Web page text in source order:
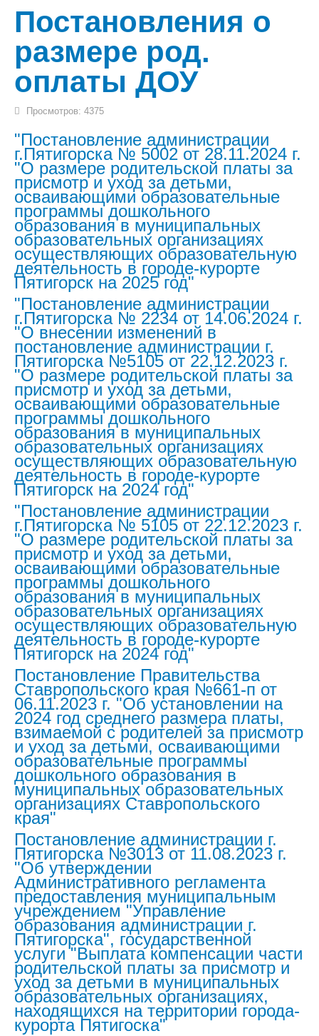
Борьба с коррупцией (2)
Постановления администрации
Пятигорска (2)
Памятки по ПДД (2)
Профсоюз (2)
ОРКСЭ (2)
Обучение детей с ОВЗ (2)
Электронные госуслуги (2)
Выпускнику (2)
Всероссийская олимпиада
школьников (2)
Постановления о
размере род.
оплаты ДОУ
Просмотров: 4375
"Постановление администрации
г.Пятигорска № 5002 от 28.11.2024 г.
"О размере родительской платы за
присмотр и уход за детьми,
осваивающими образовательные
программы дошкольного
образования в муниципальных
образовательных организациях
осуществляющих образовательную
деятельность в городе-курорте
Пятигорск на 2025 год"
"Постановление администрации
г.Пятигорска № 2234 от 14.06.2024 г.
"О внесении изменений в
постановление администрации г.
Пятигорска №5105 от 22.12.2023 г.
"О размере родительской платы за
присмотр и уход за детьми,
осваивающими образовательные
программы дошкольного
образования в муниципальных
образовательных организациях
осуществляющих образовательную
деятельность в городе-курорте
Пятигорск на 2024 год"
"Постановление администрации
г.Пятигорска № 5105 от 22.12.2023 г.
"О размере родительской платы за
присмотр и уход за детьми,
осваивающими образовательные
программы дошкольного
образования в муниципальных
образовательных организациях
осуществляющих образовательную
деятельность в городе-курорте
Пятигорск на 2024 год"
Постановление Правительства
Ставропольского края №661-п от
06.11.2023 г. "Об установлении на
2024 год среднего размера платы,
взимаемой с родителей за присмотр
и уход за детьми, осваивающими
образовательные программы
дошкольного образования в
муниципальных образовательных
организациях Ставропольского
края"
Постановление администрации г.
Пятигорска №3013 от 11.08.2023 г.
"Об утверждении
Административного регламента
предоставления муниципальным
учреждением "Управление
образования администрации г.
Пятигорска", государственной
услуги "Выплата компенсации части
родительской платы за присмотр и
уход за детьми в муниципальных
образовательных организациях,
находящихся на территории города-
курорта Пятигоска"